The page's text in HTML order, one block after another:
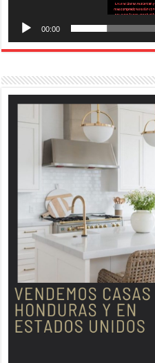
00:00